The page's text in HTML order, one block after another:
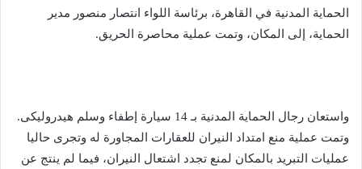
الحماية المدنية في القاهرة، برئاسة اللواء انتصار منصور مدير
الحماية، إلى المكان، وتمت عملية محاصرة الحريق.
واستعان رجال الحماية المدنية بـ 14 سيارة إطفاء وسلم هيدروليكى.
وتمت عملية منع امتداد النيران للعقارات المجاورة له وتجرى حاليا
عمليات التبريد بالمكان لمنع تجدد اشتعال النيران، فيما لم ينتج عن